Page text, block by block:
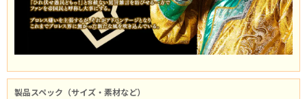
製品スペック（サイズ・素材など）